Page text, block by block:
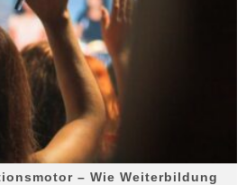
– Wie Weiterbildung